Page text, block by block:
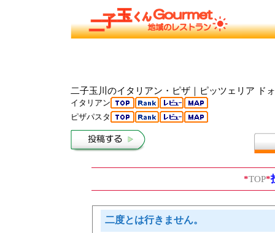
二子玉川のイタリアン・ピザ｜ピッツェリア ド
イタリアン
ピザパスタ
*TOP*
二度とは行きません。